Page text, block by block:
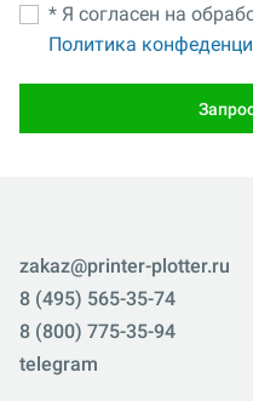
* Я согласен на
Политика
zakaz@printer-plotter.ru
8 (495) 565-35-74
8 (800) 775-35-94
telegram